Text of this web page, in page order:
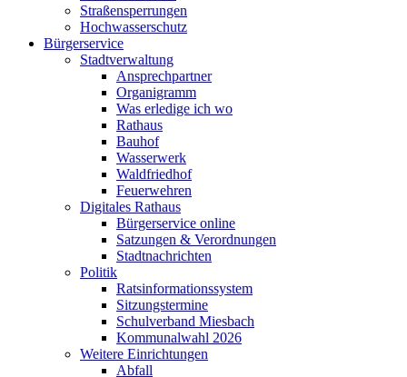
Straßensperrungen
Hochwasserschutz
Bürgerservice
Stadtverwaltung
Ansprechpartner
Organigramm
Was erledige ich wo
Rathaus
Bauhof
Wasserwerk
Waldfriedhof
Feuerwehren
Digitales Rathaus
Bürgerservice online
Satzungen & Verordnungen
Stadtnachrichten
Politik
Ratsinformationssystem
Sitzungstermine
Schulverband Miesbach
Kommunalwahl 2026
Weitere Einrichtungen
Abfall